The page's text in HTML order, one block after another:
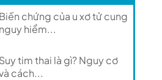
Biến chứng của u xơ tử cung
nguy hiểm...
Suy tim thai là gì? Nguy cơ
cách...